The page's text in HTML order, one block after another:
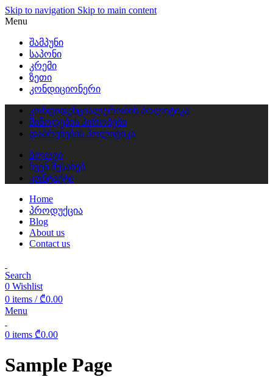
Skip to navigation Skip to main content
Menu
შამპუნი
საპონი
კრემი
ზეთი
კონდიციონერი
კონფიდენციალურობის პოლიტიკა
მიწოდების პირობები
დაბრუნების პოლიტიკა
ბლოგი
ჩვენ შესახებ
კონტაქტი
Home
პროდუქცია
Blog
About us
Contact us
Search
0 Wishlist
0 items / ₾0.00
Menu
0 items ₾0.00
Sample Page